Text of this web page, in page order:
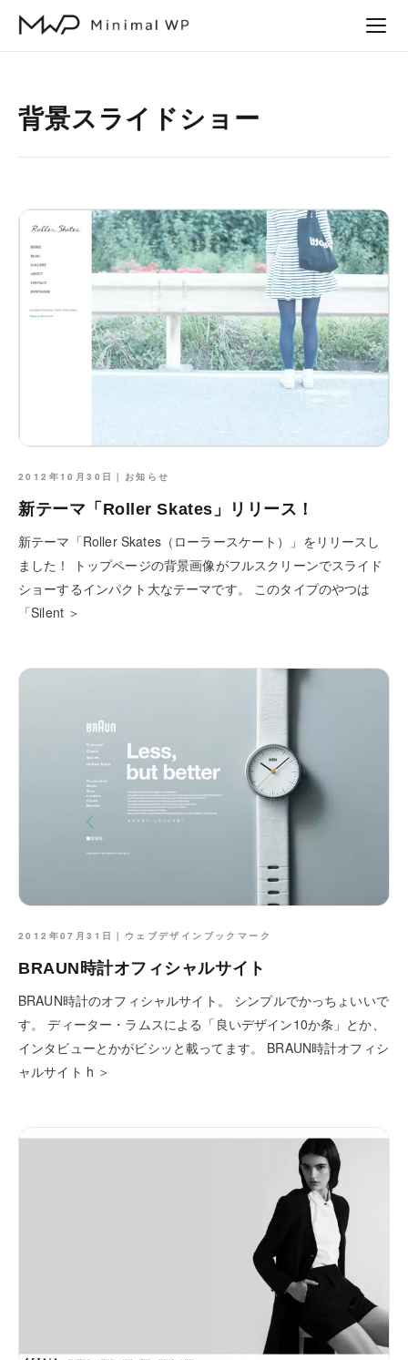
背景スライドショー
2012年10月30日｜ お知らせ
新テーマ「Roller Skates」リリース！
新テーマ「Roller Skates（ローラースケート）」をリリースし
ました！ トップページの背景画像がフルスクリーンでスライド
ショーするインパクト大なテーマです。 このタイプのやつは
「Silent ＞
2012年07月31日｜ ウェブデザインブックマーク
BRAUN時計オフィシャルサイト
BRAUN時計のオフィシャルサイト。 シンプルでかっちょいいで
す。 ディーター・ラムスによる「良いデザイン10か条」とか、
インタビューとかがビシッと載ってます。 BRAUN時計オフィシ
ャルサイト h ＞